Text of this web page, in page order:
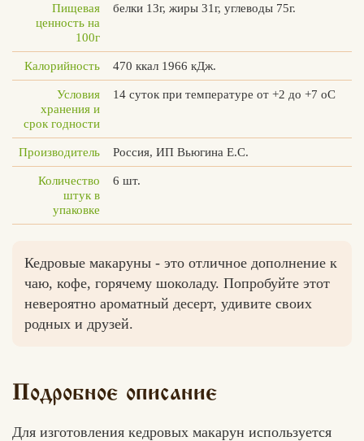
Пищевая
ценность на
100г
белки 13г, жиры 31г, углеводы 75г.
Калорийность 470 ккал 1966 кДж.
Условия
хранения и
срок годности
14 суток при температуре от +2 до +7 оС
Производитель Россия, ИП Вьюгина Е.С.
Количество
штук в
упаковке
6 шт.
Кедровые макаруны - это отличное дополнение к
чаю, кофе, горячему шоколаду. Попробуйте этот
невероятно ароматный десерт, удивите своих
родных и друзей.
Подробное описание
Для изготовления кедровых макарун используется